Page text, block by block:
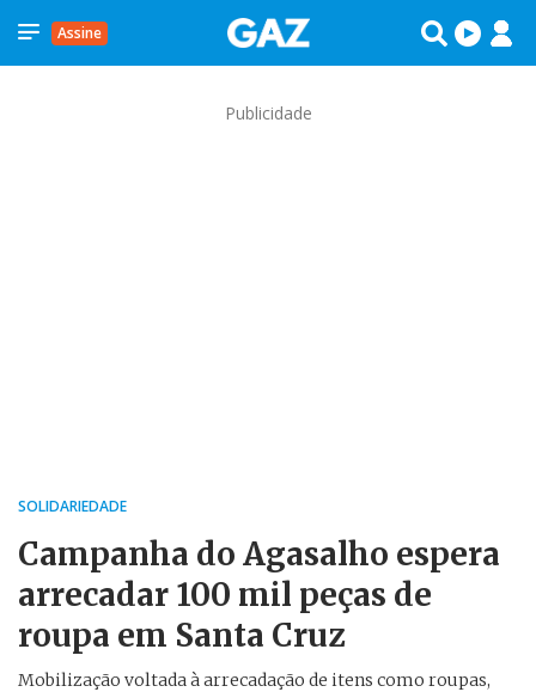
Assine
Publicidade
SOLIDARIEDADE
Campanha do Agasalho espera
arrecadar 100 mil peças de
roupa em Santa Cruz
Mobilização voltada à arrecadação de itens como roupas,